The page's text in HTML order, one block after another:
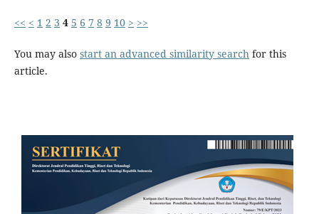
<< < 1 2 3 4 5 6 7 8 9 10 > >>
You may also start an advanced similarity searchfor this
article.